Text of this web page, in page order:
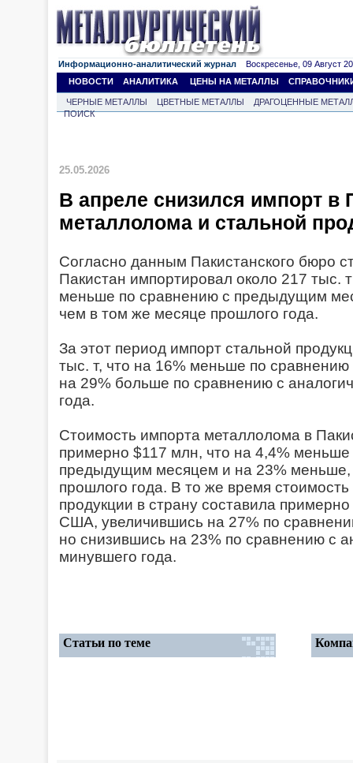
Информационно-аналитический журнал Воскресенье, 09 Август
НОВОСТИ
АНАЛИТИКА ЦЕНЫ НА МЕТАЛЛЫ
ЧЕРНЫЕ МЕТАЛЛЫ ЦВЕТНЫЕ МЕТАЛЛЫ
ДРАГОЦЕННЫЕ
ПОИСК
25.05.2026
В апреле снизился импорт в
металлолома и стальной
Согласно данным Пакистанского бюро
Пакистан импортировал около 217 тыс.
меньше по сравнению с предыдущим
чем в том же месяце прошлого года.
За этот период импорт стальной
тыс. т, что на 16% меньше по
на 29% больше по сравнению с
года.
Стоимость импорта металлолома в
примерно $117 млн, что на 4,4%
предыдущим месяцем и на 23%
прошлого года. В то же время
продукции в страну составила
США, увеличившись на 27% по
но снизившись на 23% по сравнению с
минувшего года.
Статьи по теме